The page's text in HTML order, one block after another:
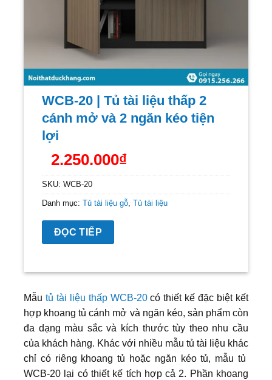
WCB-20 | Tủ tài liệu thấp 2
cánh mở và 2 ngăn kéo tiện
lợi
2.250.000₫
SKU: WCB-20
Danh mục: Tủ tài liệu gỗ, Tủ tài liệu
ĐỌC TIẾP
Mẫu tủ tài liệu thấp WCB-20có thiết kế đặc biệt kết
hợp khoang tủ cánh mở và ngăn kéo, sản phẩm còn
đa dạng màu sắc và kích thước tùy theo nhu cầu
của khách hàng. Khác với nhiều mẫu tủ tài liệu khác
chỉ có riêng khoang tủ hoặc ngăn kéo tủ, mẫu tủ
WCB-20 lại có thiết kế tích hợp cả 2. Phần khoang